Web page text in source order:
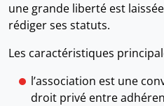
une grande liberté est
rédiger ses statuts.
Les caractéristiques
l’association est une
droit privé entre